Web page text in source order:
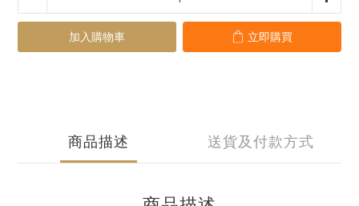
加入購物車 立即購買
商品描述 送貨及付款方式